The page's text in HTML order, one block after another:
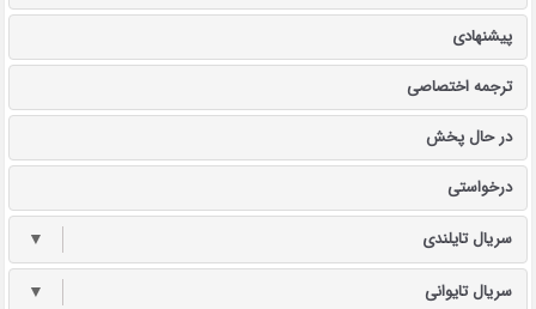
پیشنهادی
ترجمه اختصاصی
در حال پخش
درخواستی
سریال تایلندی ▼
سریال تایوانی ▼